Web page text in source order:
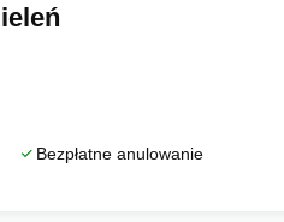
Bezpłatne anulowanie